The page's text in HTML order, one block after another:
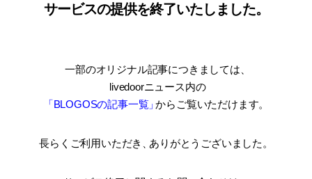
サービスの提供を終了いたしました。
一部のオリジナル記事につきましては
livedoorニュース内の
「BLOGOSの記事一覧」からご覧いただけます。
長らくご利用いただき ありがとうございました。